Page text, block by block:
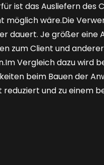
ist das Ausliefern des
wäre.Die
dauert. Je größer eine
zum Client und
Vergleich dazu wird
beim Bauen der
und zu einem